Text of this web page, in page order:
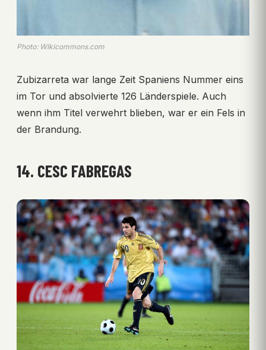
Photo: WIkicommons.com
Zubizarreta war lange Zeit Spaniens Nummer eins
im Tor und absolvierte 126 Länderspiele. Auch
wenn ihm Titel verwehrt blieben, war er ein Fels in
der Brandung.
14. CESC FABREGAS